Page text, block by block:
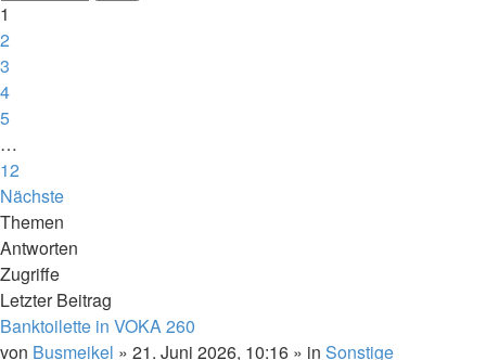
1
2
3
4
5
…
12
Nächste
Themen
Antworten
Zugriffe
Letzter Beitrag
Banktoilette in VOKA 260
von Busmeikel » 21. Juni 2026, 10:16 » in Sonstige